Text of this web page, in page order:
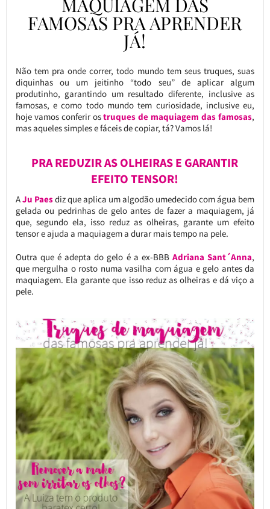
MAQUIAGEM DAS
FAMOSAS PRA APRENDER
JÁ!
Não tem pra onde correr, todo mundo tem seus truques, suas
diquinhas ou um jeitinho “todo seu” de aplicar algum
produtinho, garantindo um resultado diferente, inclusive as
famosas, e como todo mundo tem curiosidade, inclusive eu,
hoje vamos conferir ostruques de maquiagem das famosas,
mas aqueles simples e fáceis de copiar, tá? Vamos lá!
PRA REDUZIR AS OLHEIRAS E GARANTIR
EFEITO TENSOR!
AJu Paesdiz que aplica um algodão umedecido com água bem
gelada ou pedrinhas de gelo antes de fazer a maquiagem, já
que, segundo ela, isso reduz as olheiras, garante um efeito
tensor e ajuda a maquiagem a durar mais tempo na pele.
Outra que é adepta do gelo é a ex-BBBAdriana Sant´Anna,
que mergulha o rosto numa vasilha com água e gelo antes da
maquiagem. Ela garante que isso reduz as olheiras e dá viço a
pele.